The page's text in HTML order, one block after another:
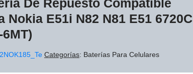
De Repuesto Compatible
Nokia E51i N82 N81 E51 6720C
Categorías: Baterías Para Celulares